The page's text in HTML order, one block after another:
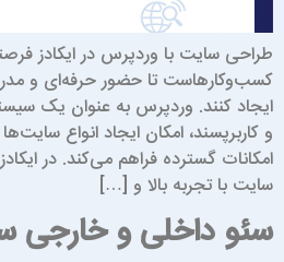
طراحی سایت با وردپرس در ایکادز
کسب‌وکارهاست تا حضور حرفه‌ای و مدرن
ایجاد کنند. وردپرس به عنوان یک
و کاربرپسند، امکان ایجاد انواع سایت‌ها
امکانات گسترده فراهم می‌کند. در
سایت با تجربه بالا و […]
سئو داخلی و خارجی